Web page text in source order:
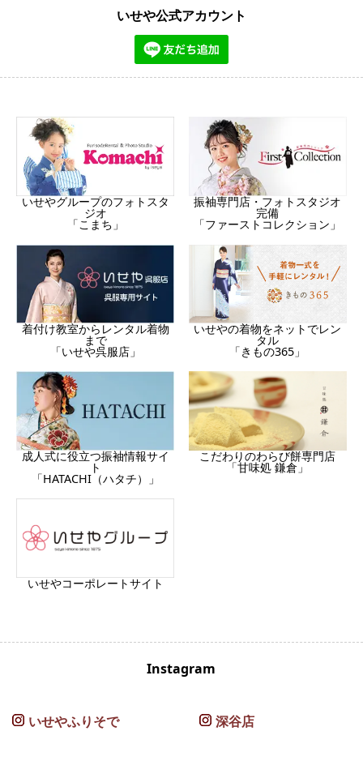
いせや公式アカウント
いせやグループのフォトスタ
ジオ
「こまち」
振袖専門店・フォトスタジオ
完備
「ファーストコレクション」
着付け教室からレンタル着物
まで
「いせや呉服店」
いせやの着物をネットでレン
タル
「きもの365」
成人式に役立つ振袖情報サイ
ト
「HATACHI（ハタチ）」
こだわりのわらび餅専門店
「甘味処 鎌倉」
いせやコーポレートサイト
Instagram
いせやふりそで 深谷店